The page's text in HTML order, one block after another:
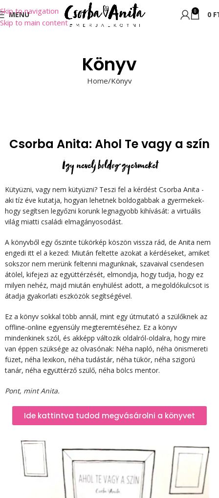
Skip to navigation
Skip to main content
MENU 0 0
Könyv
Home Könyv
Csorba Anita: Ahol Te vagy a szín
Így nevelj boldog gyermeket
Kütyüzni, vagy nem kütyüzni? Teszi fel a kérdést Csorba Anita -
aki tíz éve kutatja, hogyan lehetnek boldogabbak a gyermekek-
hogy segítsen legyőzni korunk legnagyobb kihívását: a virtuális
világ miatti családi elmagányosodást.
A könyvből egy őszinte tükörkép köszön vissza rád, de Anita nem
engedi itt el a kezed: Miután feltette azokat a kérdéseket, amiket
sokszor nem merünk feltenni magunknak, szavaival csendesen
átölel, kifejezi az együttérzését, elmondja, hogy tudja, hogy ez
milyen nehéz, majd miután enyhülést adott, a megoldókulcsot is
átadja gyakorlati eszközök segítségével.
Ez a könyv sokkal több annál, mint egy útmutató a szülőknek az
offline-online egyensúly megteremtéséhez. Ez a könyv
mindenkinek szól, és akképp változik oldalról-oldalra, hogy mire
van éppen szüksége az olvasónak: Néha napló, néha önismereti
füzet, néha lexikon, néha tudástár, néha tükör, néha szigorú
tanár, néha együttérző szülő, néha bölcs mentor.
Pont, mint Anita.
Ide kattintva tudod megvásárolni a könyvet